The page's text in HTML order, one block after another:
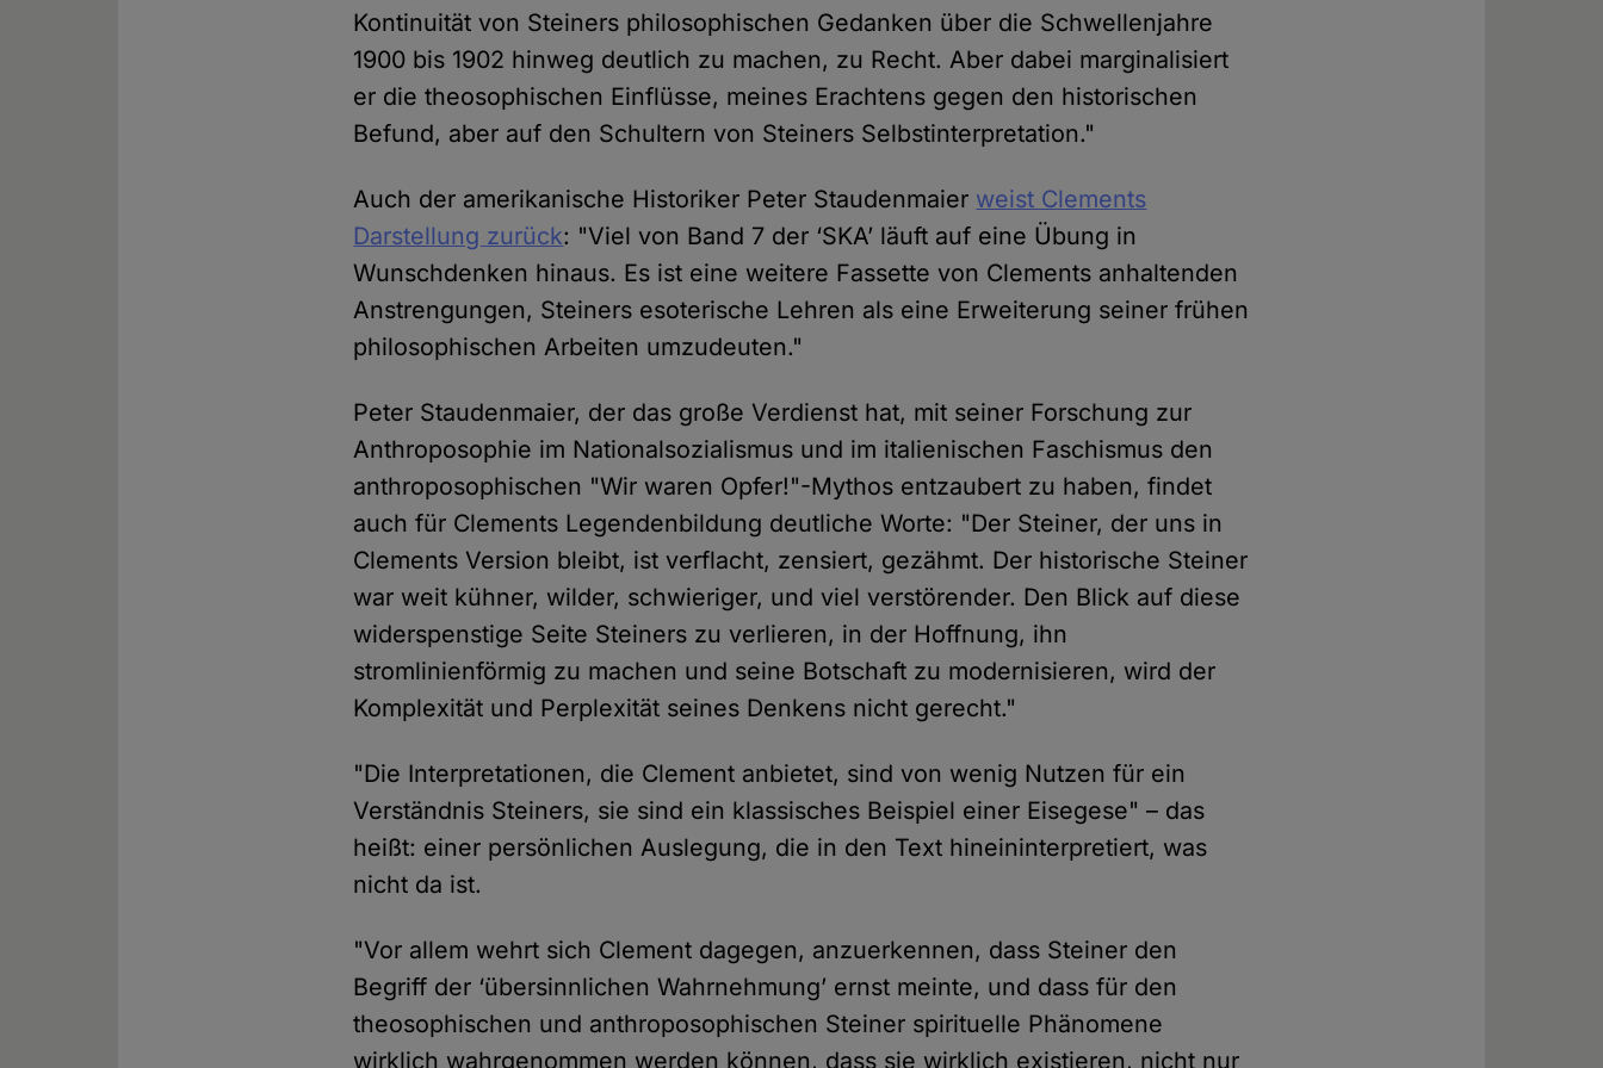
Kontinuität von Steiners philosophischen Gedanken über die Schwellenjahre
1900 bis 1902 hinweg deutlich zu machen, zu Recht. Aber dabei marginalisiert
er die theosophischen Einflüsse, meines Erachtens gegen den historischen
Befund, aber auf den Schultern von Steiners Selbstinterpretation."
Auch der amerikanische Historiker Peter Staudenmaier weist Clements
Darstellung zurück: "Viel von Band 7 der ‘SKA’ läuft auf eine Übung in
Wunschdenken hinaus. Es ist eine weitere Fassette von Clements anhaltenden
Anstrengungen, Steiners esoterische Lehren als eine Erweiterung seiner frühen
philosophischen Arbeiten umzudeuten."
Peter Staudenmaier, der das große Verdienst hat, mit seiner Forschung zur
Anthroposophie im Nationalsozialismus und im italienischen Faschismus den
anthroposophischen "Wir waren Opfer!"-Mythos entzaubert zu haben, findet
auch für Clements Legendenbildung deutliche Worte: "Der Steiner, der uns in
Clements Version bleibt, ist verflacht, zensiert, gezähmt. Der historische Steiner
war weit kühner, wilder, schwieriger, und viel verstörender. Den Blick auf diese
widerspenstige Seite Steiners zu verlieren, in der Hoffnung, ihn
stromlinienförmig zu machen und seine Botschaft zu modernisieren, wird der
Komplexität und Perplexität seines Denkens nicht gerecht."
"Die Interpretationen, die Clement anbietet, sind von wenig Nutzen für ein
Verständnis Steiners, sie sind ein klassisches Beispiel einer Eisegese" – das
heißt: einer persönlichen Auslegung, die in den Text hineininterpretiert, was
nicht da ist.
"Vor allem wehrt sich Clement dagegen, anzuerkennen, dass Steiner den
Begriff der ‘übersinnlichen Wahrnehmung’ ernst meinte, und dass für den
theosophischen und anthroposophischen Steiner spirituelle Phänomene
wirklich wahrgenommen werden können, dass sie wirklich existieren, nicht nur